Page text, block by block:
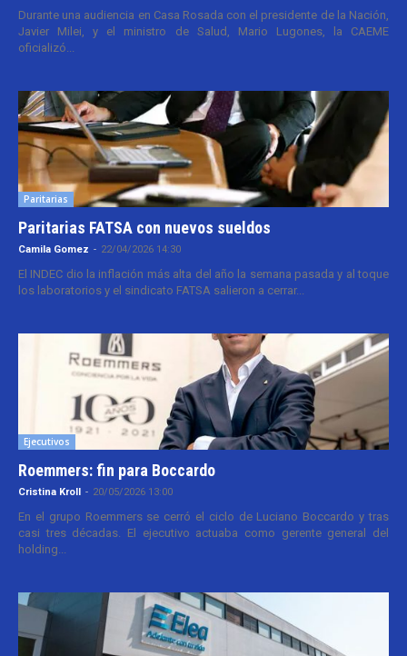
Durante una audiencia en Casa Rosada con el presidente de la Nación,
Javier Milei, y el ministro de Salud, Mario Lugones, la CAEME
oficializó...
Paritarias
Paritarias FATSA con nuevos sueldos
Camila Gomez - 22/04/2026 14:30
El INDEC dio la inflación más alta del año la semana pasada y al toque
los laboratorios y el sindicato FATSA salieron a cerrar...
Ejecutivos
Roemmers: fin para Boccardo
Cristina Kroll - 20/05/2026 13:00
En el grupo Roemmers se cerró el ciclo de Luciano Boccardo y tras
casi tres décadas. El ejecutivo actuaba como gerente general del
holding...